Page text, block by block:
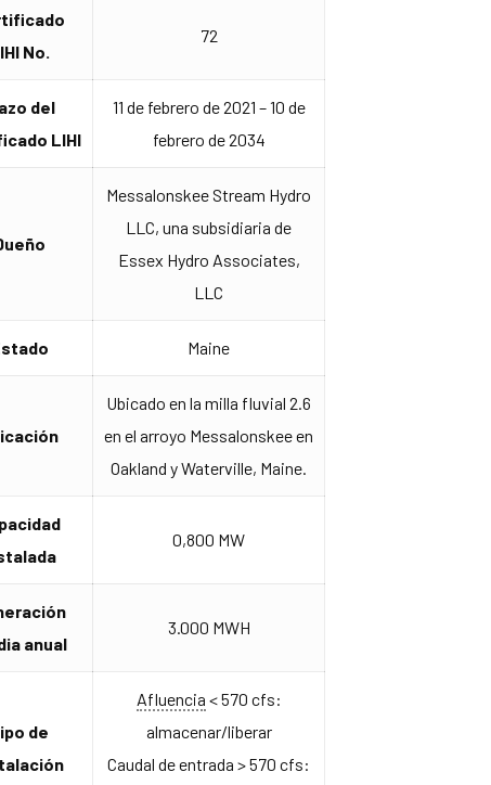
No.
72
del
LIHI
11 de febrero de 2021 – 10 de
febrero de 2034
Messalonskee Stream Hydro
LLC, una subsidiaria de
Essex Hydro Associates,
LLC
Maine
Ubicado en la milla fluvial 2.6
en el arroyo Messalonskee en
Oakland y Waterville, Maine.
0,800 MW
anual
3.000 MWH
de
Afluencia < 570 cfs:
almacenar/liberar
Caudal de entrada > 570 cfs: